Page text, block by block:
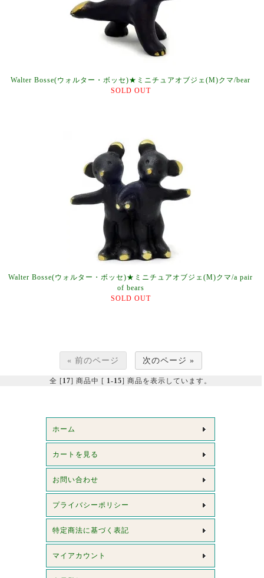
Walter Bosse(ウォルター・ボッセ)★ミニチュアオブジェ(M)クマ/bear
SOLD OUT
Walter Bosse(ウォルター・ボッセ)★ミニチュアオブジェ(M)クマ/a pair
of bears
SOLD OUT
« 前のページ 次のページ »
全 [17] 商品中 [ 1-15] 商品を表示しています。
ホーム
カートを見る
お問い合わせ
プライバシーポリシー
特定商法に基づく表記
マイアカウント